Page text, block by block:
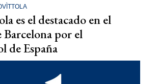
es el destacado en el
por el
de España